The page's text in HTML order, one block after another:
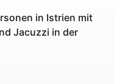
in Istrien mit
Jacuzzi in der